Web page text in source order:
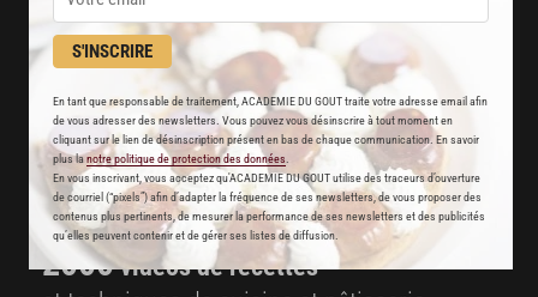
S'INSCRIRE
En tant que responsable de traitement, ACADEMIE DU GOUT traite votre adresse email afin
de vous adresser des newsletters. Vous pouvez vous désinscrire à tout moment en
cliquant sur le lien de désinscription présent en bas de chaque communication. En savoir
plus lanotre politique de protection des données
En vous inscrivant, vous acceptez qu'ACADEMIE DU GOUT utilise des traceurs d’ouverture
de courriel (“pixels”) afin d’adapter la fréquence de ses newsletters, de vous proposer des
contenus plus pertinents, de mesurer la performance de ses newsletters et des publicités
qu’elles peuvent contenir et de gérer ses listes de diffusion.
AVEC VOTRE ABONNEMENT
PREMIUM
LA CUISINE DES CHEFS, ENFIN ACCESSIBLE !
8000recettes exclusives
partagées par vos chefs préférés
2000vidéos de recettes